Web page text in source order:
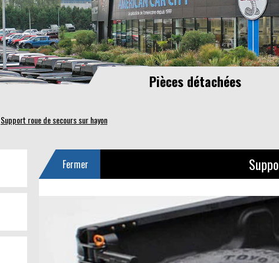
Pièces détachées
Support roue de secours sur hayon
Fermer